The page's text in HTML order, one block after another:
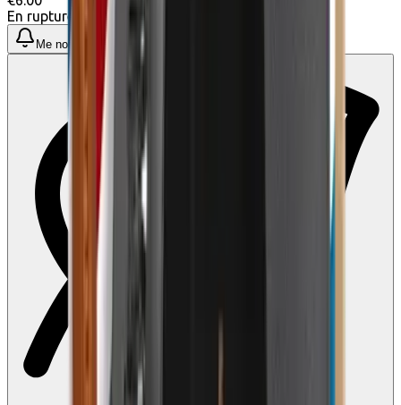
En rupture de stock
Me notifier quand disponible